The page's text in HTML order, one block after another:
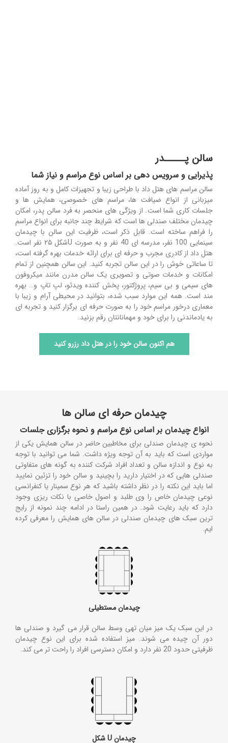
سالن پـــــدر
پذیرایی و سرویس دهی بر اساس نوع مراسم و نیاز شما
سالن مراسم های هتل داد با طراحی زیبا و تجهیزات کامل و به روز آماده
میزبانی از انواع ضیافت ها، مراسم های خصوصی، همایش ها و
جلسات کاری شما است. از ویژگی های منحصر به فرد سالن پدر، امکان
چیدمان مختلف صندلی ها است که شرایط چند جانبه برای انواع مراسم
را فراهم ساخته است. قابل ذکر است، ظرفیت این سالن با چیدمان
سینمایی 100 نفر، مدرسه ای 40 نفر و به صورت Uشکل ۲۵ نفر است.
هتل داد از کادری مجرب و حرفه ای برای ارائه خدمات بهره گرفته است،
تا ساعاتی خوش را در این سالن تجربه کنید. این سالن همچنین از تمام
امکانات و خدمات صوتی و تصویری یک سالن مدرن مانند میکروفون
های سیمی و بی سیم، پروژکتور، پخش کننده ویدئو، لپ تاپ و… بهره
مند است. همه این موارد سبب شده، بتوانید در محیطی آرام و زیبا با
معماری درخور مراسم خود را به صورت حرفه ای برگزار کنید و تجربه ای
به یادماندنی را برای خود و مهمانانتان رقم بزنید.
هم اکنون سالن خود را در هتل داد رزرو کنید
چیدمان حرفه ای سالن ها
انواع چیدمان بر اساس نوع مراسم و نحوه برگزاری جلسات
نحوه ی چیدمان صندلی برای مخاطبین حاضر در سالن همایش یکی از
مواردی است که باید به آن توجه ویژه داشت. شما می توانید با توجه
به نوع و اندازه سالن و تعداد افراد شرکت کننده به گونه های متفاوتی
صندلی هایی که در اختیار دارید را بچینید و سالن خود را تزئین نمایید
اما باید این نکته را در نظر داشته باشید که هر نوع سمینار یا کنفرانسی
نوعی چیدمان خاص را وی طلبد و اصول خاصی با نکات ریزی وجود
دارد که باید رعایت شود. در همین راستا در ادامه چند نمونه از رایج
ترین سبک های چیدمان صندلی در سالن های همایش را معرفی کرده
ایم.
چیدمان مستطیلی
در این سبک یک میز میان تهی وسط سالن قرار می گیرد و صندلی ها
دور آن چیده می شوند. میز استفاده شده برای این نوع چیدمان
ظرفیتی حدود 20 نفر دارد و امکان دسترسی افراد را راحت تر می کند.
چیدمان U شکل